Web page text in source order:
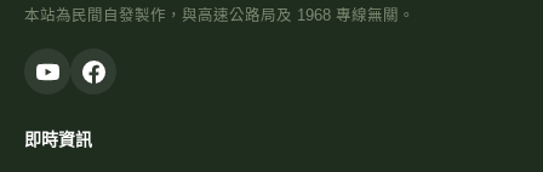
行車速度
天氣觀測